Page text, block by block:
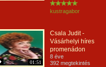
kustragabor
01:51
Csala Judit -
Vásárhelyi híres
promenádon
8 éve
392 megtekintés